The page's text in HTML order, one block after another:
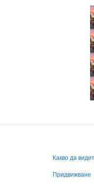
Какво да
Придвижване